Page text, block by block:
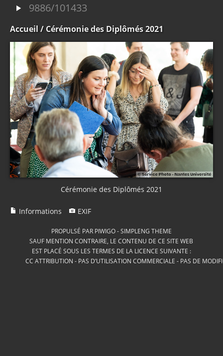
9886/101433
Accueil / Cérémonie des Diplômés 2021
Cérémonie des Diplômés 2021
Informations EXIF
PROPULSÉ PAR PIWIGO-SIMPLENG THEME
SAUF MENTION CONTRAIRE, LE CONTENU DE CE SITE WEB
EST PLACÉ SOUS LES TERMES DE LA LICENCE SUIVANTE :
CC ATTRIBUTION - PAS D’UTILISATION COMMERCIALE - PAS DE